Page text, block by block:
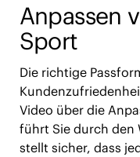
Anpassen
Sport
Die richtige
Video über die
führt Sie durch den
stellt sicher, dass